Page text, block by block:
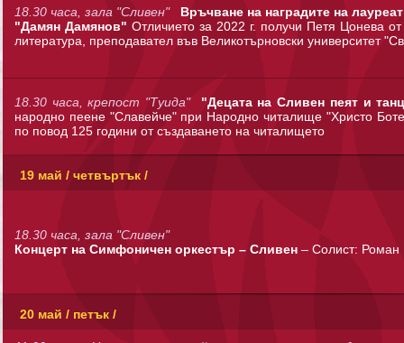
18.30 часа, зала "Сливен"
Връчване на наградите на
"Дамян Дамянов" Отличието за 2022 г. получи Петя Цонева
литература, преподавател във Великотърновски университет
18.30 часа, крепост "Туида"
"Децата на Сливен пеят и
народно пеене "Славейче" при Народно читалище "Христо
по повод 125 години от създаването на читалището
19 май / четвъртък /
18.30 часа, зала "Сливен"
Концерт на Симфоничен оркестър – Сливен – Солист: Роман
20 май / петък /